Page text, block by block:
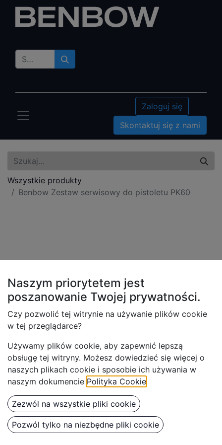
Zaloguj się
Skontaktuj się z nami
Wszystkie produkty
Benbow Zestaw serwisowy do pistoletu PK60
Benbow Zestaw serwisowy
do pistoletu PK60
Naszym priorytetem jest
poszanowanie Twojej prywatności.
Czy pozwolić tej witrynie na używanie plików cookie
w tej przeglądarce?
Używamy plików cookie, aby zapewnić lepszą
obsługę tej witryny. Możesz dowiedzieć się więcej o
naszych plikach cookie i sposobie ich używania w
naszym dokumencie Polityka Cookie
Zezwól na wszystkie pliki cookie
Pozwól tylko na niezbędne pliki cookie